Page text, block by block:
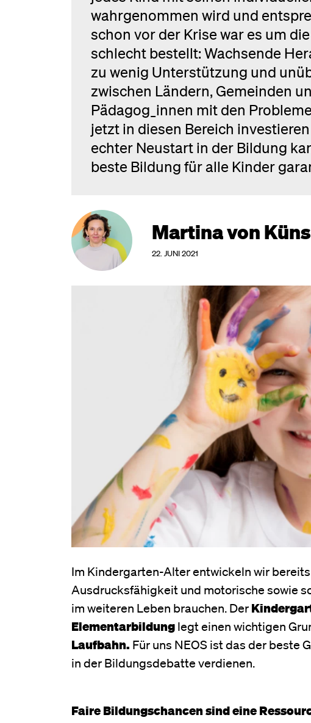
wahrgenommen wird und
schon vor der Krise war es um
schlecht bestellt: Wachsende
zu wenig Unterstützung und
zwischen Ländern, Gemeinden
Pädagog_innen mit den
jetzt in diesen Bereich
echter Neustart in der Bildung
beste Bildung für alle Kinder
Martina von
22. JUNI 2021
Im Kindergarten-Alter entwickeln wir
Ausdrucksfähigkeit und motorische sowie
im weiteren Leben brauchen. Der
Elementarbildunglegt einen wichtigen
Laufbahn. Für uns NEOS ist das der beste
in der Bildungsdebatte verdienen.
Faire Bildungschancen sind eine